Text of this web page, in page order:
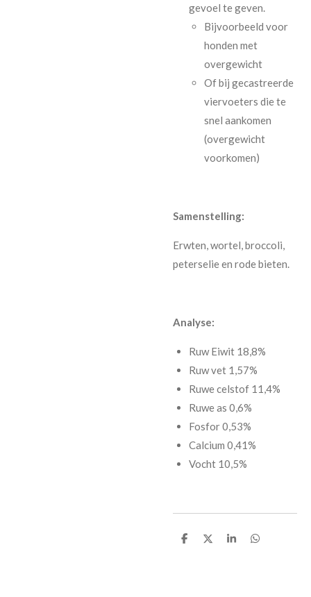
gevoel te geven.
Bijvoorbeeld voor
honden met
overgewicht
Of bij gecastreerde
viervoeters die te
snel aankomen
(overgewicht
voorkomen)
Samenstelling:
Erwten, wortel, broccoli,
peterselie en rode bieten.
Analyse:
Ruw Eiwit 18,8%
Ruw vet 1,57%
Ruwe celstof 11,4%
Ruwe as 0,6%
Fosfor 0,53%
Calcium 0,41%
Vocht 10,5%
D
D
S
D